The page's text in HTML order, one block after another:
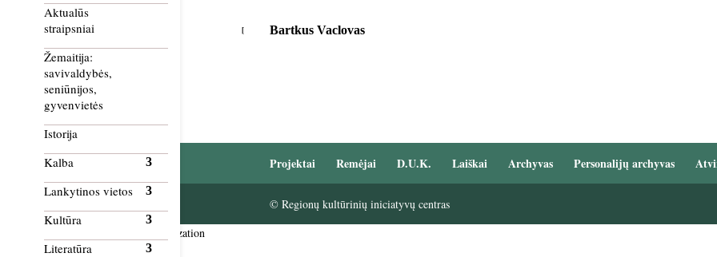
Aktualūs
straipsniai
Žemaitija:
savivaldybės,
seniūnijos,
gyvenvietės
Istorija
Kalba
Lankytinos vietos
Kultūra
Literatūra
Bartkus Vaclovas
Projektai Remėjai D.U.K. Laiškai Archyvas Personalijų archyvas
© Regionų kultūrinių iniciatyvų centras
Smush Image Compression and Optimization